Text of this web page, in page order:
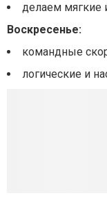
делаем мягкие
Воскресенье:
командные
логические и